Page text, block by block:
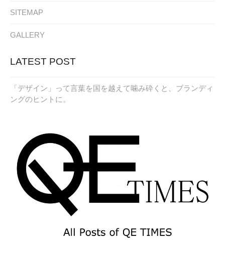
SITEMAP
GALLERY
LATEST POST
「デザイン」って言葉を国を越えて噛み砕くと、ブランディ
ングのヒントに。